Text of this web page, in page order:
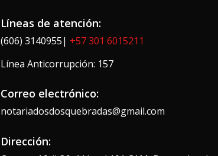
Líneas de atención:
(606) 3140955| +57 301 6015211
Línea Anticorrupción: 157
Correo electrónico:
notariadosdosquebradas@gmail.com
Dirección: